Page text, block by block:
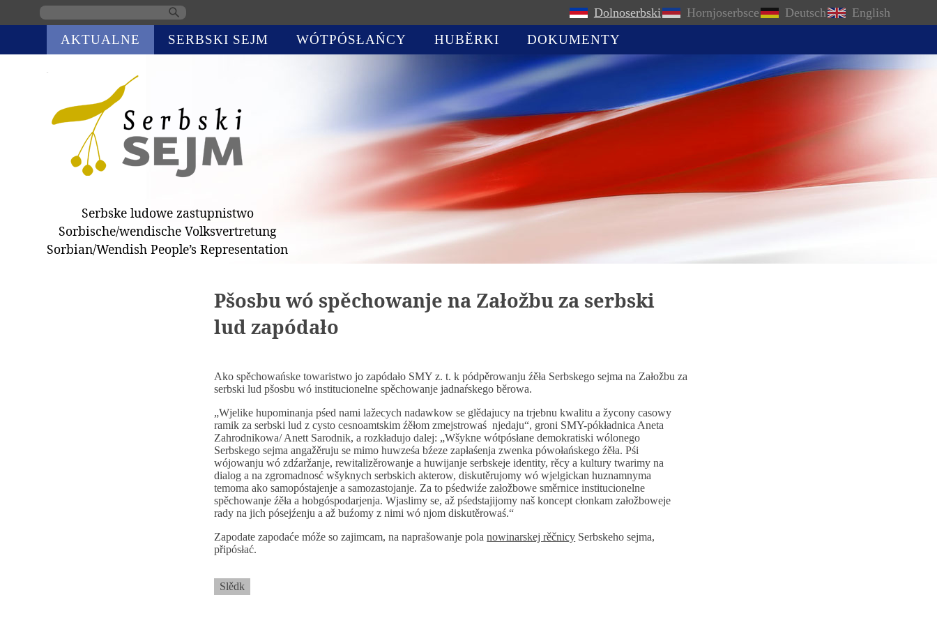
Dolnoserbski Hornjoserbsce Deutsch English
navigation
AKTUALNE SERBSKI SEJM WÓTPÓSŁAŃCY HUBĚRKI DOKUMENTY
Serbske ludowe zastupnistwo
Sorbische/wendische Volksvertretung
Sorbian/Wendish People’s Representation
Pšosbu wó spěchowanje na Załožbu za serbski
lud zapódało
Ako spěchowańske towaristwo jo zapódało SMY z. t. k pódpěrowanju źěła Serbskego sejma na Załožbu za
serbski lud pšosbu wó institucionelne spěchowanje jadnaŕskego běrowa.
„Wjelike hupominanja pśed nami lažecych nadawkow se glědajucy na trjebnu kwalitu a žycony casowy
ramik za serbski lud z cysto cesnoamtskim źěłom zmejstrowaś njedaju“, groni SMY-pókładnica Aneta
Zahrodnikowa/ Anett Sarodnik, a rozkładujo dalej: „Wšykne wótpósłane demokratiski wólonego
Serbskego sejma angažěruju se mimo huwześa bźeze zapłaśenja zwenka pówołańskego źěła. Pśi
wójowanju wó zdźaržanje, rewitalizěrowanje a huwijanje serbskeje identity, rěcy a kultury twarimy na
dialog a na zgromadnosć wšyknych serbskich akterow, diskutěrujomy wó wjelgickan huznamnyma
temoma ako samopóstajenje a samozastojanje. Za to pśedwiźe załožbowe směrnice institucionelne
spěchowanje źěła a hobgóspodarjenja. Wjaslimy se, až pśedstajijomy naš koncept cłonkam załožboweje
rady na jich pósejźenju a až buźomy z nimi wó njom diskutěrowaś.“
Zapodate zapodaće móže so zajimcam, na naprašowanje polanowinarskej rěčnicy Serbskeho sejma,
připósłać.
Slědk